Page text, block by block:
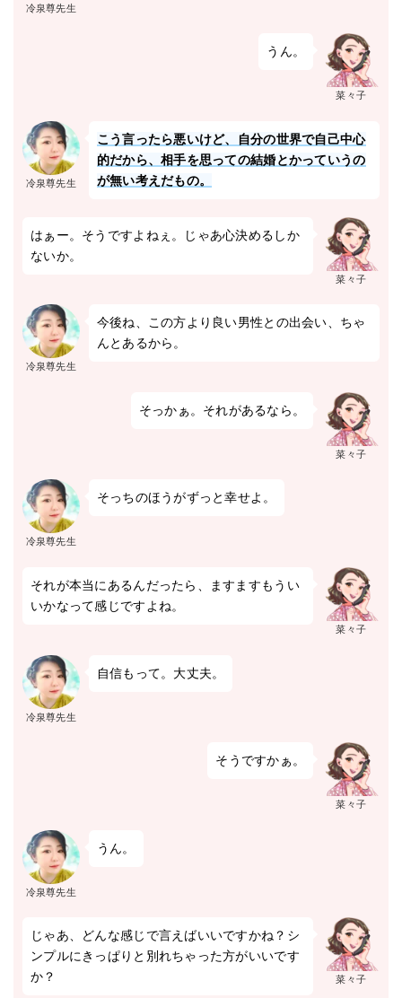
冷泉尊先生
菜々子
うん。
冷泉尊先生
こう言ったら悪いけど、自分の世界で自己中心
的だから、相手を思っての結婚とかっていうの
が無い考えだもの。
菜々子
はぁー。そうですよねぇ。じゃあ心決めるしか
ないか。
冷泉尊先生
今後ね、この方より良い男性との出会い、ちゃ
んとあるから。
菜々子
そっかぁ。それがあるなら。
冷泉尊先生
そっちのほうがずっと幸せよ。
菜々子
それが本当にあるんだったら、ますますもうい
いかなって感じですよね。
冷泉尊先生
自信もって。大丈夫。
菜々子
そうですかぁ。
冷泉尊先生
うん。
菜々子
じゃあ、どんな感じで言えばいいですかね？シ
ンプルにきっぱりと別れちゃった方がいいです
か？